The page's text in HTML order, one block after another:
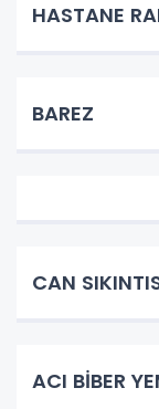
HASTANE
BAREZ
CAN
ACI BİBER